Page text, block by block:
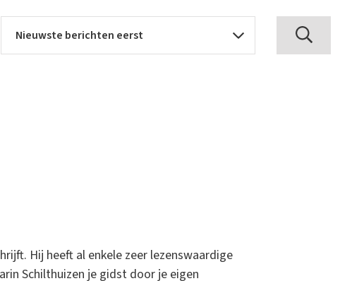
Hij heeft al enkele zeer lezenswaardige
Schilthuizen je gidst door je eigen